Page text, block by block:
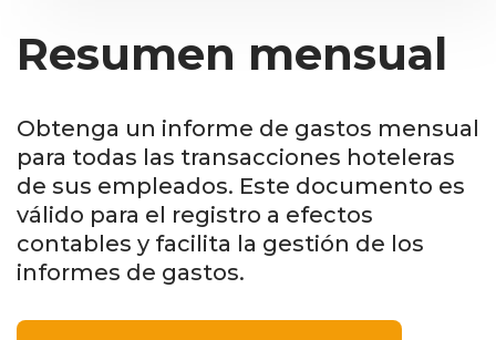
Resumen mensual
Obtenga un informe de gastos mensual
para todas las transacciones hoteleras
de sus empleados. Este documento es
válido para el registro a efectos
contables y facilita la gestión de los
informes de gastos.